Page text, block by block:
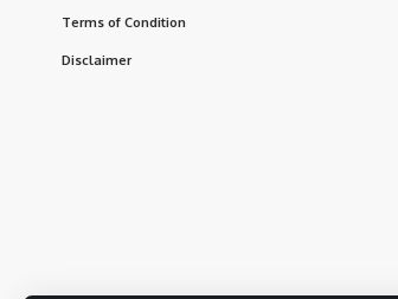
Terms of Condition
Disclaimer